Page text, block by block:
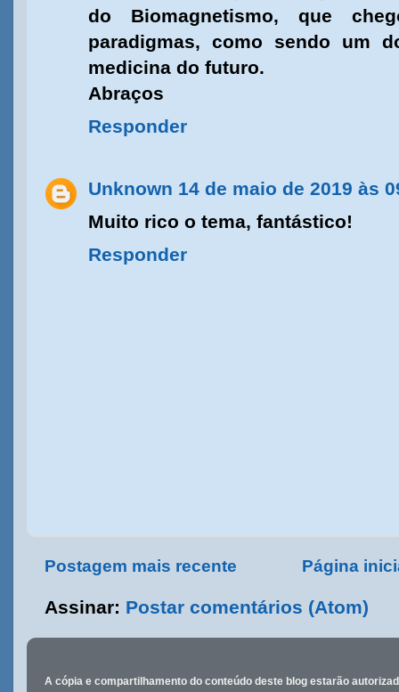
do Biomagnetismo, que
paradigmas, como sendo um
medicina do futuro.
Abraços
Responder
Unknown 14 de maio de 2019 às
Muito rico o tema, fantástico!
Responder
Postagem mais recente Página
Assinar: Postar comentários (Atom)
A cópia e compartilhamento do conteúdo deste blog estarão